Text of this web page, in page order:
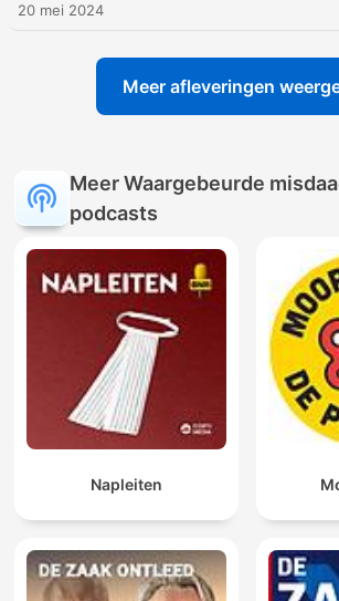
20 mei 2024
Meer afleveringen
Meer Waargebeurde
podcasts
Napleiten